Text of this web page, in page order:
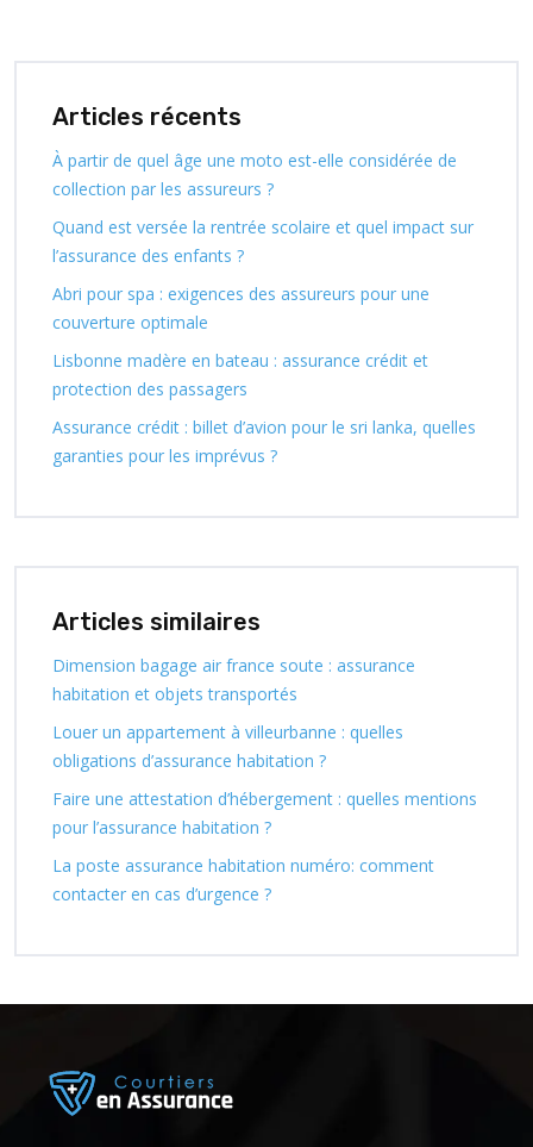
Articles récents
À partir de quel âge une moto est-elle considérée de
collection par les assureurs ?
Quand est versée la rentrée scolaire et quel impact sur
l’assurance des enfants ?
Abri pour spa : exigences des assureurs pour une
couverture optimale
Lisbonne madère en bateau : assurance crédit et
protection des passagers
Assurance crédit : billet d’avion pour le sri lanka, quelles
garanties pour les imprévus ?
Articles similaires
Dimension bagage air france soute : assurance
habitation et objets transportés
Louer un appartement à villeurbanne : quelles
obligations d’assurance habitation ?
Faire une attestation d’hébergement : quelles mentions
pour l’assurance habitation ?
La poste assurance habitation numéro: comment
contacter en cas d’urgence ?